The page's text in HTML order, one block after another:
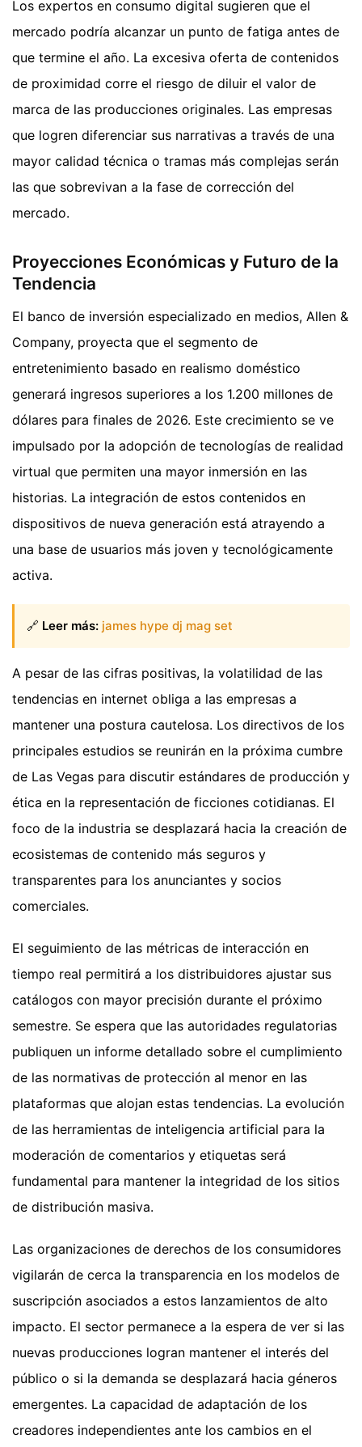
Los expertos en consumo digital sugieren que el
mercado podría alcanzar un punto de fatiga antes de
que termine el año. La excesiva oferta de contenidos
de proximidad corre el riesgo de diluir el valor de
marca de las producciones originales. Las empresas
que logren diferenciar sus narrativas a través de una
mayor calidad técnica o tramas más complejas serán
las que sobrevivan a la fase de corrección del
mercado.
Proyecciones Económicas y Futuro de la
Tendencia
El banco de inversión especializado en medios, Allen &
Company, proyecta que el segmento de
entretenimiento basado en realismo doméstico
generará ingresos superiores a los 1.200 millones de
dólares para finales de 2026. Este crecimiento se ve
impulsado por la adopción de tecnologías de realidad
virtual que permiten una mayor inmersión en las
historias. La integración de estos contenidos en
dispositivos de nueva generación está atrayendo a
una base de usuarios más joven y tecnológicamente
activa.
🔗 Leer más: james hype dj mag set
A pesar de las cifras positivas, la volatilidad de las
tendencias en internet obliga a las empresas a
mantener una postura cautelosa. Los directivos de los
principales estudios se reunirán en la próxima cumbre
de Las Vegas para discutir estándares de producción y
ética en la representación de ficciones cotidianas. El
foco de la industria se desplazará hacia la creación de
ecosistemas de contenido más seguros y
transparentes para los anunciantes y socios
comerciales.
El seguimiento de las métricas de interacción en
tiempo real permitirá a los distribuidores ajustar sus
catálogos con mayor precisión durante el próximo
semestre. Se espera que las autoridades regulatorias
publiquen un informe detallado sobre el cumplimiento
de las normativas de protección al menor en las
plataformas que alojan estas tendencias. La evolución
de las herramientas de inteligencia artificial para la
moderación de comentarios y etiquetas será
fundamental para mantener la integridad de los sitios
de distribución masiva.
Las organizaciones de derechos de los consumidores
vigilarán de cerca la transparencia en los modelos de
suscripción asociados a estos lanzamientos de alto
impacto. El sector permanece a la espera de ver si las
nuevas producciones logran mantener el interés del
público o si la demanda se desplazará hacia géneros
emergentes. La capacidad de adaptación de los
creadores independientes ante los cambios en el